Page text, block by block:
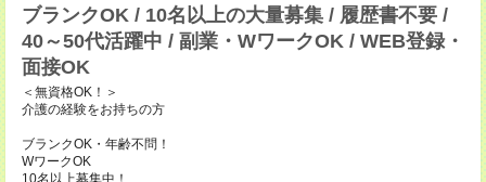
ブランクOK / 10名以上の大量募集 / 履歴書不要 /
40～50代活躍中 / 副業・WワークOK / WEB登録・
面接OK
＜無資格OK！＞
介護の経験をお持ちの方
ブランクOK・年齢不問！
WワークOK
10名以上募集中！